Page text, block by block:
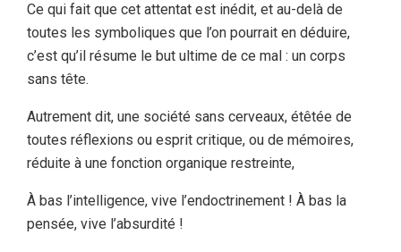
Ce qui fait que cet attentat est inédit, et au-delà de
toutes les symboliques que l’on pourrait en déduire,
c’est qu’il résume le but ultime de ce mal : un corps
sans tête.
Autrement dit, une société sans cerveaux, étêtée de
toutes réflexions ou esprit critique, ou de mémoires,
réduite à une fonction organique restreinte,
À bas l’intelligence, vive l’endoctrinement ! À bas la
pensée, vive l’absurdité !